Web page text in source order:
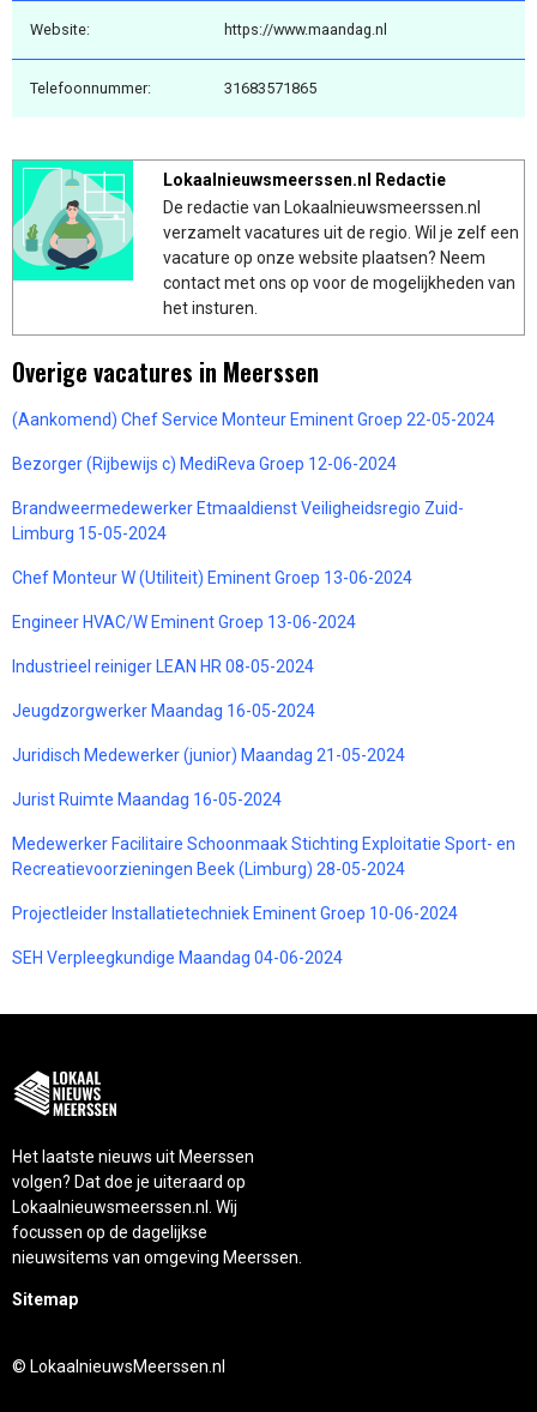
Website: https://www.maandag.nl
Telefoonnummer: 31683571865
Lokaalnieuwsmeerssen.nl Redactie
De redactie van Lokaalnieuwsmeerssen.nl
verzamelt vacatures uit de regio. Wil je zelf een
vacature op onze website plaatsen? Neem
contact met ons op voor de mogelijkheden van
het insturen.
Overige vacatures in Meerssen
(Aankomend) Chef Service Monteur Eminent Groep 22-05-2024
Bezorger (Rijbewijs c) MediReva Groep 12-06-2024
Brandweermedewerker Etmaaldienst Veiligheidsregio Zuid-
Limburg 15-05-2024
Chef Monteur W (Utiliteit) Eminent Groep 13-06-2024
Engineer HVAC/W Eminent Groep 13-06-2024
Industrieel reiniger LEAN HR 08-05-2024
Jeugdzorgwerker Maandag 16-05-2024
Juridisch Medewerker (junior) Maandag 21-05-2024
Jurist Ruimte Maandag 16-05-2024
Medewerker Facilitaire Schoonmaak Stichting Exploitatie Sport- en
Recreatievoorzieningen Beek (Limburg) 28-05-2024
Projectleider Installatietechniek Eminent Groep 10-06-2024
SEH Verpleegkundige Maandag 04-06-2024
Het laatste nieuws uit Meerssen
volgen? Dat doe je uiteraard op
Lokaalnieuwsmeerssen.nl. Wij
focussen op de dagelijkse
nieuwsitems van omgeving Meerssen.
Sitemap
© LokaalnieuwsMeerssen.nl